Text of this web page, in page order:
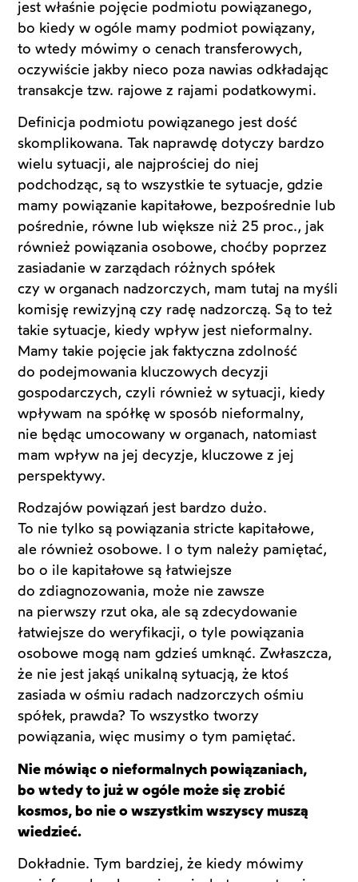
jest właśnie pojęcie podmiotu powiązanego,
bo kiedy w ogóle mamy podmiot powiązany,
to wtedy mówimy o cenach transferowych,
oczywiście jakby nieco poza nawias odkładając
transakcje tzw. rajowe z rajami podatkowymi.
Definicja podmiotu powiązanego jest dość
skomplikowana. Tak naprawdę dotyczy bardzo
wielu sytuacji, ale najprościej do niej
podchodząc, są to wszystkie te sytuacje, gdzie
mamy powiązanie kapitałowe, bezpośrednie lub
pośrednie, równe lub większe niż 25 proc., jak
również powiązania osobowe, choćby poprzez
zasiadanie w zarządach różnych spółek
czy w organach nadzorczych, mam tutaj na myśli
komisję rewizyjną czy radę nadzorczą. Są to też
takie sytuacje, kiedy wpływ jest nieformalny.
Mamy takie pojęcie jak faktyczna zdolność
do podejmowania kluczowych decyzji
gospodarczych, czyli również w sytuacji, kiedy
wpływam na spółkę w sposób nieformalny,
nie będąc umocowany w organach, natomiast
mam wpływ na jej decyzje, kluczowe z jej
perspektywy.
Rodzajów powiązań jest bardzo dużo.
To nie tylko są powiązania stricte kapitałowe,
ale również osobowe. I o tym należy pamiętać,
bo o ile kapitałowe są łatwiejsze
do zdiagnozowania, może nie zawsze
na pierwszy rzut oka, ale są zdecydowanie
łatwiejsze do weryfikacji, o tyle powiązania
osobowe mogą nam gdzieś umknąć. Zwłaszcza,
że nie jest jakąś unikalną sytuacją, że ktoś
zasiada w ośmiu radach nadzorczych ośmiu
spółek, prawda? To wszystko tworzy
powiązania, więc musimy o tym pamiętać.
Nie mówiąc o nieformalnych powiązaniach,
bo wtedy to już w ogóle może się zrobić
kosmos, bo nie o wszystkim wszyscy muszą
wiedzieć.
Dokładnie. Tym bardziej, że kiedy mówimy